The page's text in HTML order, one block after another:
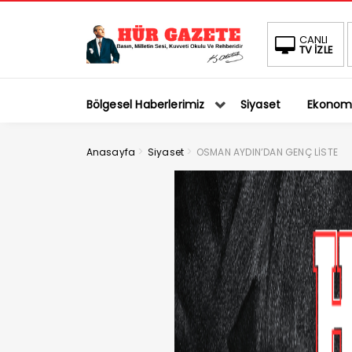
CANLI
TV İZLE
Bölgesel Haberlerimiz Siyaset
Anasayfa > Siyaset > OSMAN AYDIN’DAN GENÇ LİSTE